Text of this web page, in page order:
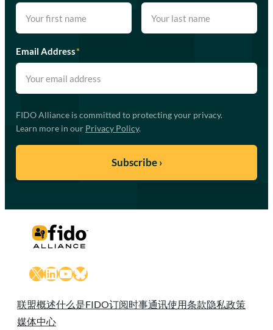
Email Address*
FIDO Alliance is committed to protecting your privacy.
Learn more in our Privacy Policy.
X LinkedIn
YouTube
Bluesky
联盟概述什么是FIDO订阅时事通讯使用条款隐私政策
媒体中心